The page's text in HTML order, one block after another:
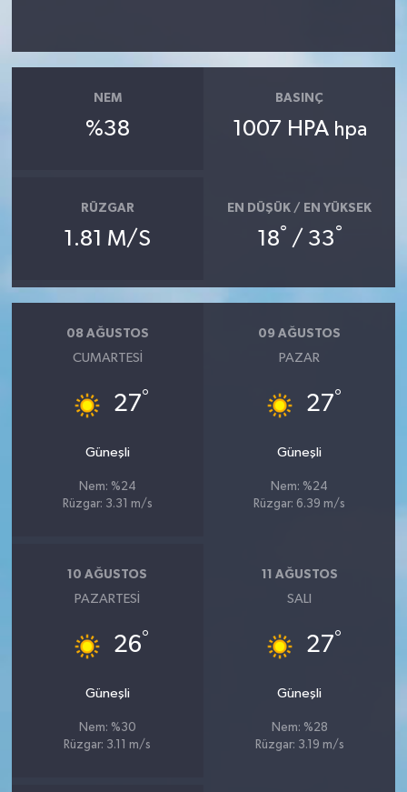
NEM
%38
BASINÇ
1007 HPA hpa
RÜZGAR
1.81 M/S
EN DÜŞÜK / EN YÜKSEK
18° / 33°
08 AĞUSTOS
CUMARTESI
27°
Güneşli
Nem: %24
Rüzgar: 3.31 m/s
09 AĞUSTOS
PAZAR
27°
Güneşli
Nem: %24
Rüzgar: 6.39 m/s
10 AĞUSTOS
PAZARTESI
26°
Güneşli
Nem: %30
Rüzgar: 3.11 m/s
11 AĞUSTOS
SALI
27°
Güneşli
Nem: %28
Rüzgar: 3.19 m/s